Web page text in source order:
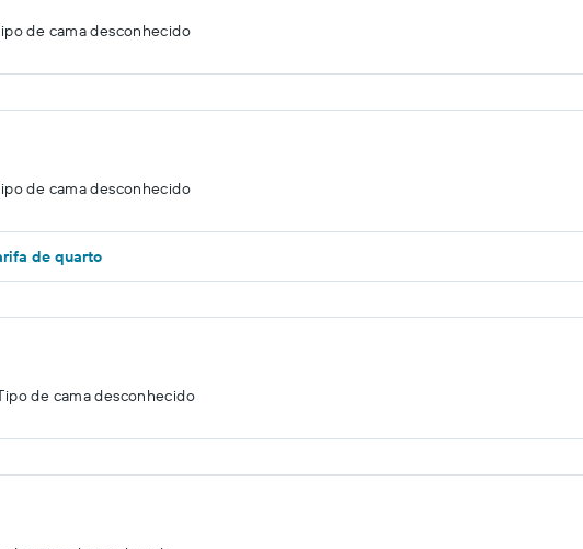
de cama desconhecido
de cama desconhecido
de quarto
de cama desconhecido